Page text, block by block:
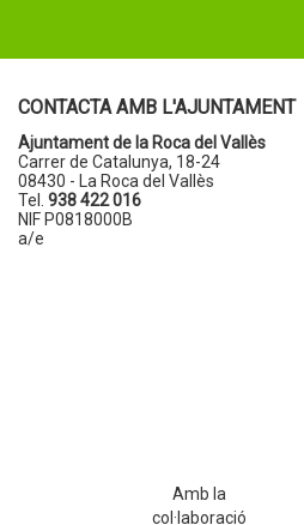
CONTACTA AMB L'AJUNTAMENT
Ajuntament de la Roca del Vallès
Carrer de Catalunya, 18-24
08430 - La Roca del Vallès
Tel. 938 422 016
NIF P0818000B
a/e
Amb la
col·laboració